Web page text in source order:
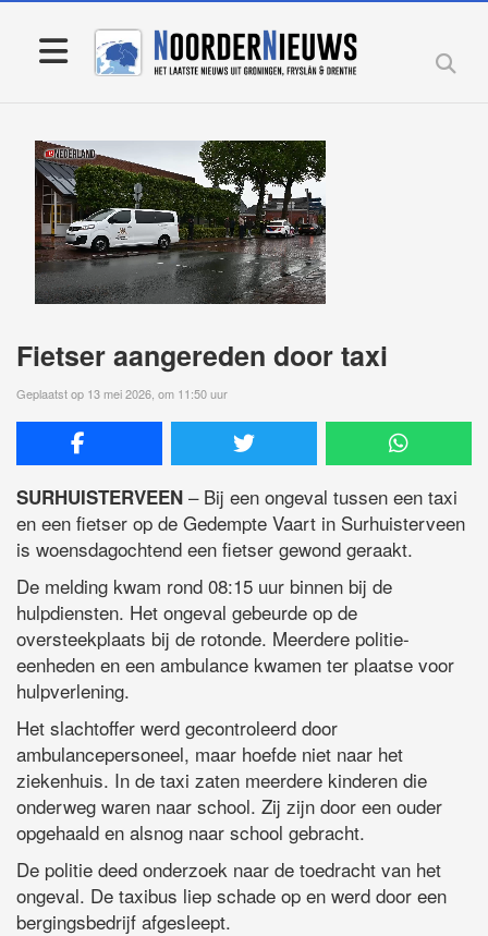
Fietser aangereden door taxi
Geplaatst op 13 mei 2026, om 11:50 uur
SURHUISTERVEEN – Bij een ongeval tussen een taxi
en een fietser op de Gedempte Vaart in Surhuisterveen
is woensdagochtend een fietser gewond geraakt.
De melding kwam rond 08:15 uur binnen bij de
hulpdiensten. Het ongeval gebeurde op de
oversteekplaats bij de rotonde. Meerdere politie-
eenheden en een ambulance kwamen ter plaatse voor
hulpverlening.
Het slachtoffer werd gecontroleerd door
ambulancepersoneel, maar hoefde niet naar het
ziekenhuis. In de taxi zaten meerdere kinderen die
onderweg waren naar school. Zij zijn door een ouder
opgehaald en alsnog naar school gebracht.
De politie deed onderzoek naar de toedracht van het
ongeval. De taxibus liep schade op en werd door een
bergingsbedrijf afgesleept.